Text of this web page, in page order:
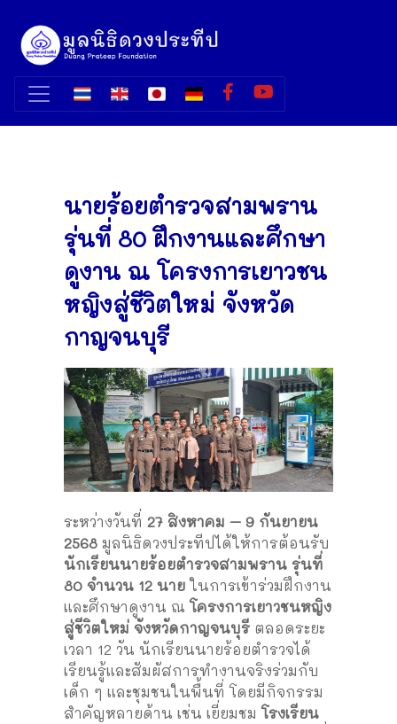
นายร้อยตำรวจสามพราน
รุ่นที่ 80 ฝึกงานและศึกษา
ดูงาน ณ โครงการเยาวชน
หญิงสู่ชีวิตใหม่ จังหวัด
กาญจนบุรี
ระหว่างวันที่ 27 สิงหาคม – 9 กันยายน
2568 มูลนิธิดวงประทีปได้ให้การต้อนรับ
นักเรียนนายร้อยตำรวจสามพราน รุ่นที่
80 จำนวน 12 นาย ในการเข้าร่วมฝึกงาน
และศึกษาดูงาน ณโครงการเยาวชนหญิง
สู่ชีวิตใหม่ จังหวัดกาญจนบุรี ตลอดระยะ
เวลา 12 วัน นักเรียนนายร้อยตำรวจได้
เรียนรู้และสัมผัสการทำงานจริงร่วมกับ
เด็ก ๆ และชุมชนในพื้นที่ โดยมีกิจกรรม
สำคัญหลายด้าน เช่น เยี่ยมชมโรงเรียน